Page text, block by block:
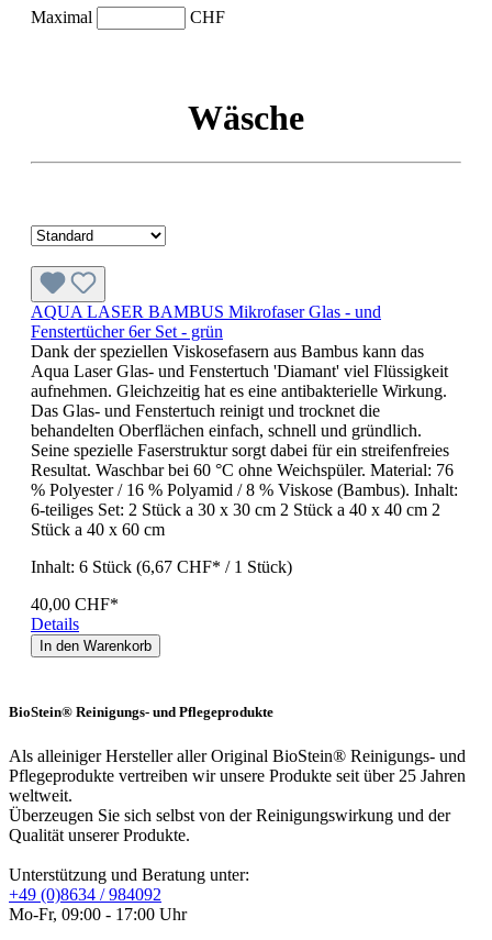
Maximal
CHF
Wäsche
AQUA LASER BAMBUS Mikrofaser Glas - und
Fenstertücher 6er Set - grün
Dank der speziellen Viskosefasern aus Bambus kann das
Aqua Laser Glas- und Fenstertuch 'Diamant' viel Flüssigkeit
aufnehmen. Gleichzeitig hat es eine antibakterielle Wirkung.
Das Glas- und Fenstertuch reinigt und trocknet die
behandelten Oberflächen einfach, schnell und gründlich.
Seine spezielle Faserstruktur sorgt dabei für ein streifenfreies
Resultat. Waschbar bei 60 °C ohne Weichspüler. Material: 76
% Polyester / 16 % Polyamid / 8 % Viskose (Bambus). Inhalt:
6-teiliges Set: 2 Stück a 30 x 30 cm 2 Stück a 40 x 40 cm 2
Stück a 40 x 60 cm
Inhalt: 6 Stück (6,67 CHF* / 1 Stück)
40,00 CHF*
Details
In den Warenkorb
BioStein® Reinigungs- und Pflegeprodukte
Als alleiniger Hersteller aller Original BioStein® Reinigungs- und
Pflegeprodukte vertreiben wir unsere Produkte seit über 25 Jahren
weltweit.
Überzeugen Sie sich selbst von der Reinigungswirkung und der
Qualität unserer Produkte.
Unterstützung und Beratung unter:
+49 (0)8634 / 984092
Mo-Fr, 09:00 - 17:00 Uhr